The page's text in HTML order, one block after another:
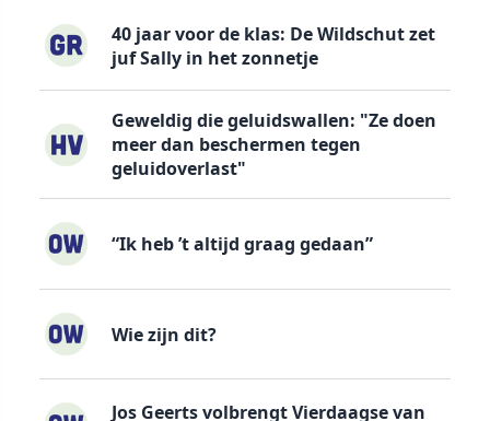
40 jaar voor de klas: De Wildschut zet
juf Sally in het zonnetje
Geweldig die geluidswallen: "Ze doen
meer dan beschermen tegen
geluidoverlast"
“Ik heb ’t altijd graag gedaan”
Wie zijn dit?
Jos Geerts volbrengt Vierdaagse van